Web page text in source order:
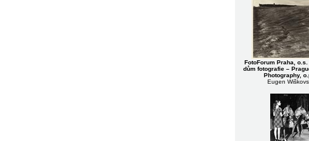
FotoForum Praha,
dům fotografie –
Photography,
Eugen